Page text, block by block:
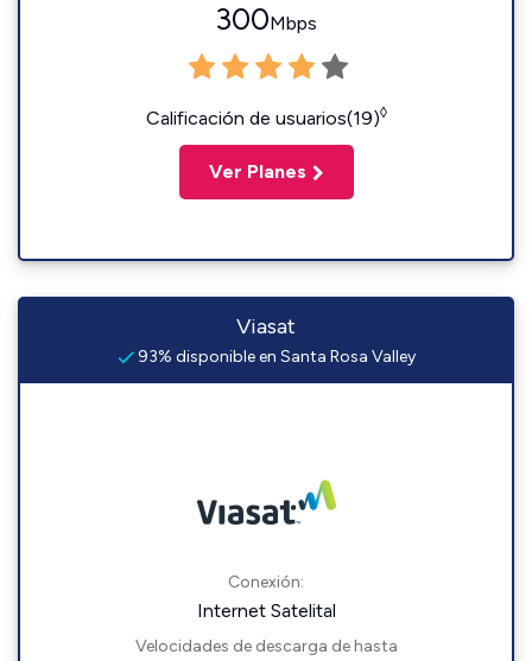
300Mbps
Calificación de usuarios(19)◊
Ver Planes
Viasat
93% disponible en Santa Rosa Valley
Conexión:
Internet Satelital
Velocidades de descarga de hasta